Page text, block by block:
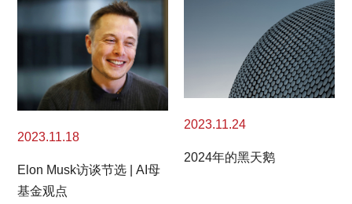
2023.11.18
Elon Musk访谈节选 | AI母
基金观点
2023.11.24
2024年的黑天鹅